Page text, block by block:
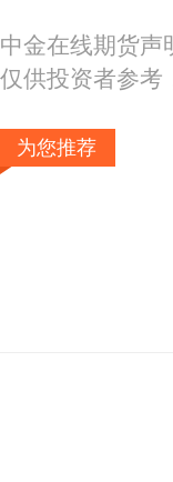
中金在线期货声
仅供投资者参考
为您推荐